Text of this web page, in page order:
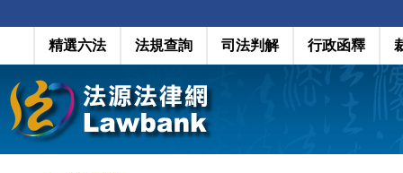
精選六法 法規查詢 司法判解 行政函釋